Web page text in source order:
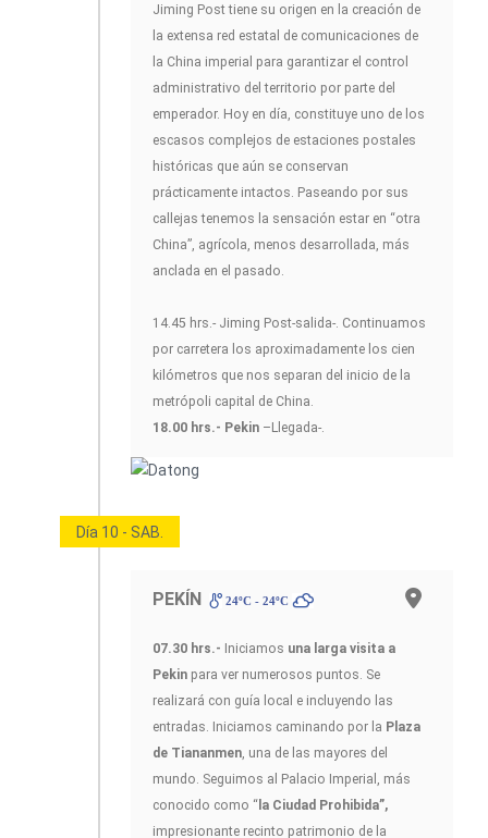
Jiming Post tiene su origen en la creación de
la extensa red estatal de comunicaciones de
la China imperial para garantizar el control
administrativo del territorio por parte del
emperador. Hoy en día, constituye uno de los
escasos complejos de estaciones postales
históricas que aún se conservan
prácticamente intactos. Paseando por sus
callejas tenemos la sensación estar en “otra
China”, agrícola, menos desarrollada, más
anclada en el pasado.
14.45 hrs.- Jiming Post-salida-. Continuamos
por carretera los aproximadamente los cien
kilómetros que nos separan del inicio de la
metrópoli capital de China.
18.00 hrs.- Pekin –Llegada-.
Día 10 - SAB.
PEKÍN 24ºC - 24ºC
07.30 hrs.- Iniciamos una larga visita a
Pekin para ver numerosos puntos. Se
realizará con guía local e incluyendo las
entradas. Iniciamos caminando por la Plaza
de Tiananmen , una de las mayores del
mundo. Seguimos al Palacio Imperial, más
conocido como “ la Ciudad Prohibida”,
impresionante recinto patrimonio de la